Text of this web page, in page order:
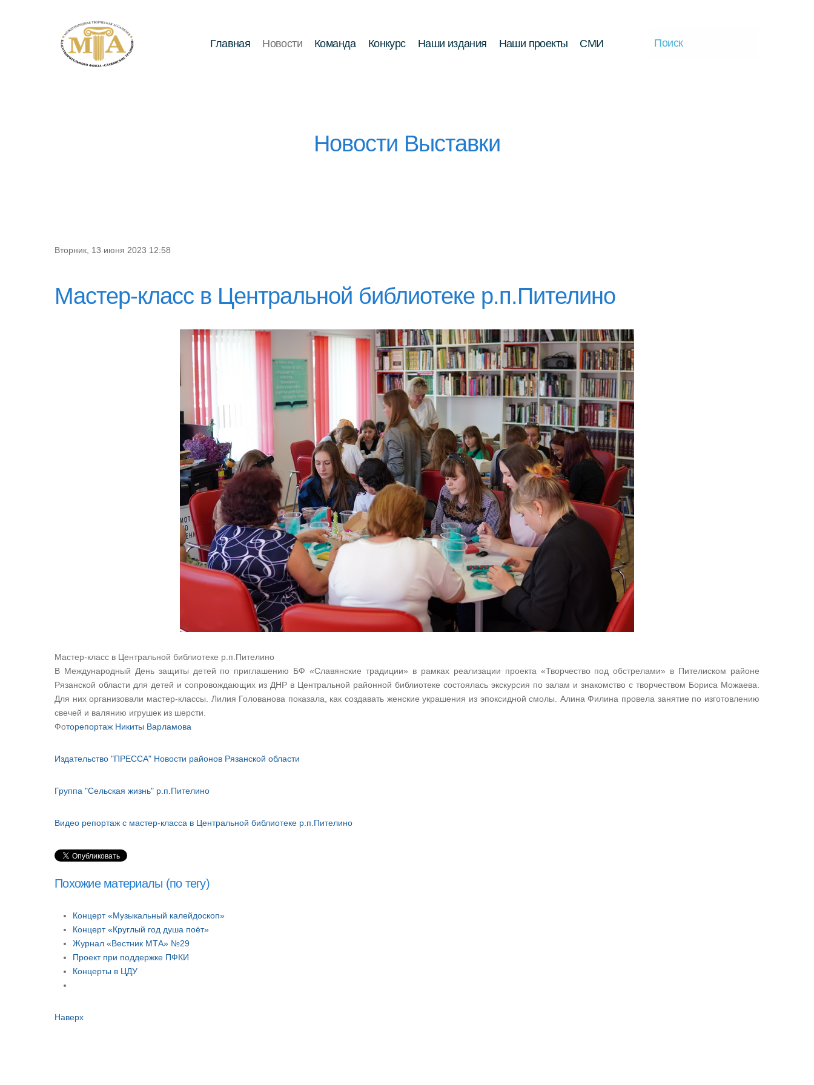
Главная Новости Команда Конкурс Наши издания Наши проекты СМИ
Новости Выставки
Вторник, 13 июня 2023 12:58
Мастер-класс в Центральной библиотеке р.п.Пителино
Мастер-класс в Центральной библиотеке р.п.Пителино
В Международный День защиты детей по приглашению БФ «Славянские традиции» в рамках реализации проекта «Творчество под обстрелами» в Пителиском районе
Рязанской области для детей и сопровождающих из ДНР в Центральной районной библиотеке состоялась экскурсия по залам и знакомство с творчеством Бориса Можаева.
Для них организовали мастер-классы. Лилия Голованова показала, как создавать женские украшения из эпоксидной смолы. Алина Филина провела занятие по изготовлению
свечей и валянию игрушек из шерсти.
Фоторепортаж Никиты Варламова
Издательство "ПРЕССА" Новости районов Рязанской области
Группа "Сельская жизнь" р.п.Пителино
Видео репортаж с мастер-класса в Центральной библиотеке р.п.Пителино
Похожие материалы (по тегу)
Концерт «Музыкальный калейдоскоп»
Концерт «Круглый год душа поёт»
Журнал «Вестник МТА» №29
Проект при поддержке ПФКИ
Концерты в ЦДУ
Наверх